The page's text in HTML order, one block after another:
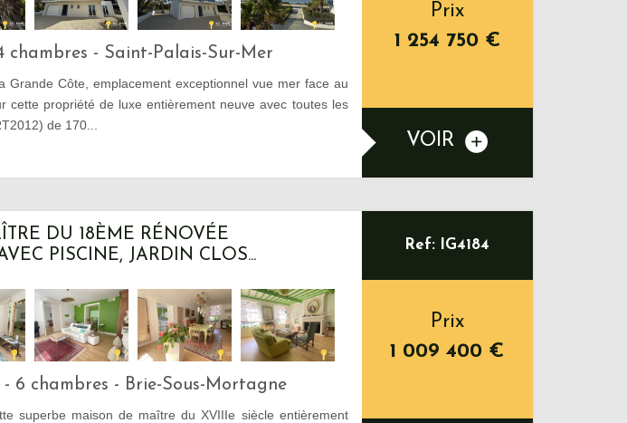
chambres - Saint-Palais-Sur-Mer
Grande Côte, emplacement exceptionnel vue mer face au
cette propriété de luxe entièrement neuve avec toutes les
de 170...
Prix
1 254 750 €
VOIR
DU 18ÈME RÉNOVÉE
PISCINE, JARDIN CLOS...
- 6 chambres - Brie-Sous-Mortagne
superbe maison de maître du XVIIIe siècle entièrement
Ref: IG4184
Prix
1 009 400 €